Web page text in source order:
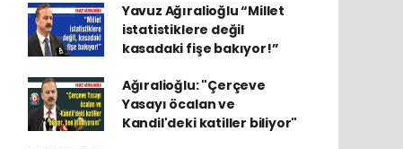
Yavuz Ağıralioğlu “Millet
istatistiklere değil
kasadaki fişe bakıyor!”
Ağıralioğlu: "Çerçeve
Yasayı öcalan ve
Kandil'deki katiller biliyor"